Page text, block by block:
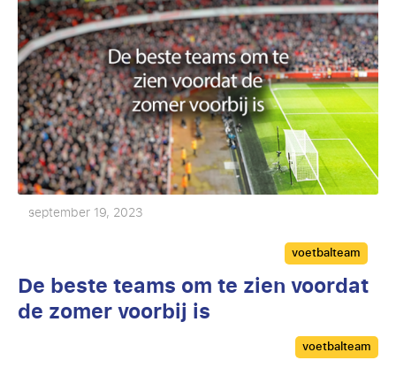
september 19, 2023
Categories
voetbalteam
De beste teams om te zien voordat
de zomer voorbij is
Categories
voetbalteam